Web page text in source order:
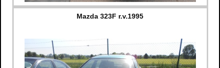
Mazda 323F r.v.1995